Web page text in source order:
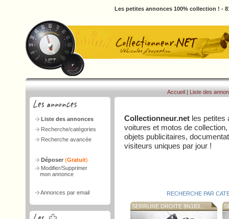
Les petites annonces 100% collection ! -
Liste des annonces
Recherche/catégories
Recherche avancée
Déposer (Gratuit)
Modifier/Supprimer
mon annonce
Annonces par email
Accueil | Liste des
Collectionneur.net les petites
voitures et motos de
objets publicitaires,
visiteurs uniques par jour !
RECHERCHE PAR
SERRURE DROITE 8N183...